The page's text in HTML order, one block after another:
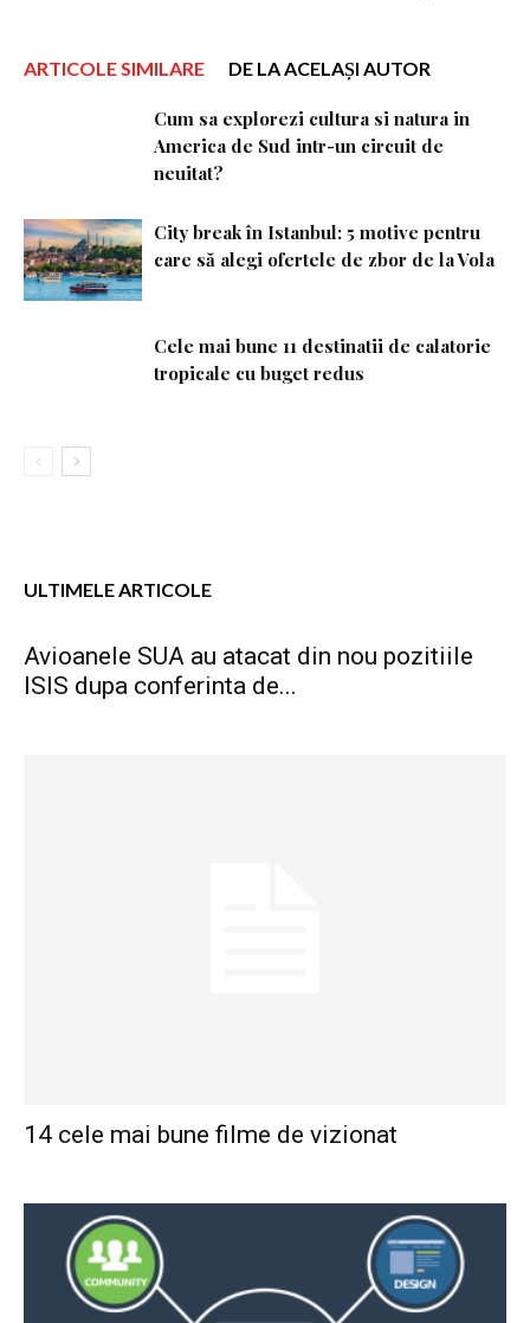
ARTICOLE SIMILARE DE LA ACELAȘI AUTOR
Cum sa explorezi cultura si natura in
America de Sud intr-un circuit de
neuitat?
City break în Istanbul: 5 motive pentru
care să alegi ofertele de zbor de la Vola
Cele mai bune 11 destinatii de calatorie
tropicale cu buget redus
ULTIMELE ARTICOLE
Avioanele SUA au atacat din nou pozitiile
ISIS dupa conferinta de...
14 cele mai bune filme de vizionat